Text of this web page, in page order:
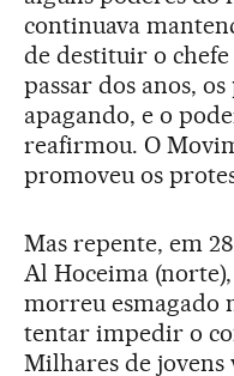
continuava
de destituir o
passar dos anos,
apagando, e o
reafirmou. O
promoveu os
Mas repente, em
Al Hoceima
morreu esmagado
tentar impedir o
Milhares de jovens